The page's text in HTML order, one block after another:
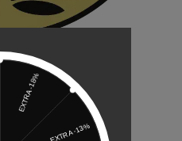
den besten!
dabei!
zählt unsere
im Jahr 2024!